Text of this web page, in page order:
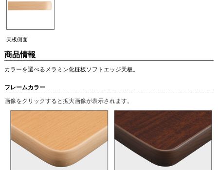
天板側面
商品情報
カラーを選べるメラミン化粧板ソフトエッジ天板。
フレームカラー
画像をクリックすると拡大画像が表示されます。